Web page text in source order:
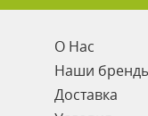
О Нас
Наши
Доставка